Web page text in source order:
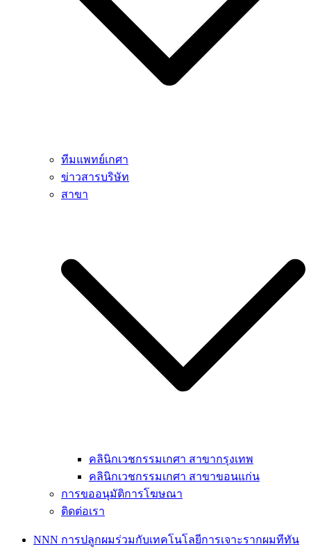
ทีมแพทย์เกศา
ข่าวสารบริษัท
สาขา
คลินิกเวชกรรมเกศา สาขากรุงเทพ
คลินิกเวชกรรมเกศา สาขาขอนแก่น
การขออนุมัติการโฆษณา
ติดต่อเรา
NNN การปลูกผมร่วมกับเทคโนโลยีการเจาะรากผมทีทัน